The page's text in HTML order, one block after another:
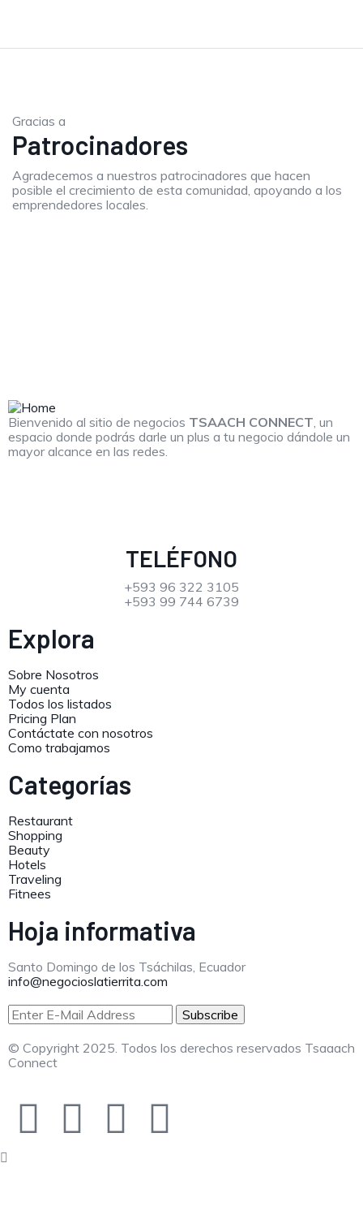
Gracias a
Patrocinadores
Agradecemos a nuestros patrocinadores que hacen
posible el crecimiento de esta comunidad, apoyando a los
emprendedores locales.
Bienvenido al sitio de negocios TSAACH CONNECT , un
espacio donde podrás darle un plus a tu negocio dándole un
mayor alcance en las redes.
TELÉFONO
+593 96 322 3105
+593 99 744 6739
Explora
Sobre Nosotros
My cuenta
Todos los listados
Pricing Plan
Contáctate con nosotros
Como trabajamos
Categorías
Restaurant
Shopping
Beauty
Hotels
Traveling
Fitnees
Hoja informativa
Santo Domingo de los Tsáchilas, Ecuador
info@negocioslatierrita.com
© Copyright 2025. Todos los derechos reservados Tsaaach
Connect